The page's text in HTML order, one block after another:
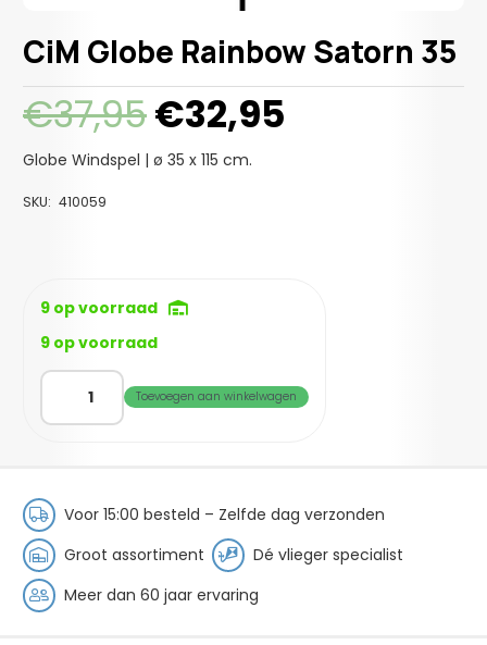
CiM Globe Rainbow Satorn 35
€37,95Oorspronkelijke
prijs
was:
€32,95
Globe Windspel | ø 35 x 115 cm.
SKU: 410059
9 op voorraad
9 op voorraad
CiM
Rainbow
aantal
Toevoegen aan winkelwagen
Voor 15:00 besteld – Zelfde dag verzonden
Groot assortiment
Dé vlieger specialist
Meer dan 60 jaar ervaring